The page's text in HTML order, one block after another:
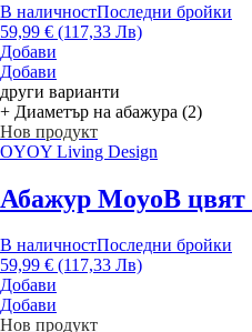
В наличностПоследни бройки
59,99 € (117,33 Лв)
Добави
Добави
други варианти
+ Диаметър на абажура (2)
Нов продукт
OYOY Living Design
Абажур MoyoВ цвят
В наличностПоследни бройки
59,99 € (117,33 Лв)
Добави
Добави
Нов продукт